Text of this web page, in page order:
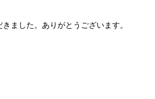
ました。ありがとうございます。